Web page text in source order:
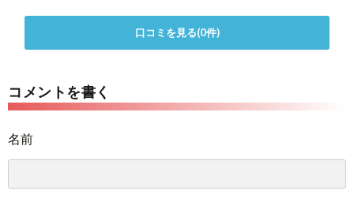
口コミを見る(0件)
コメントを書く
名前